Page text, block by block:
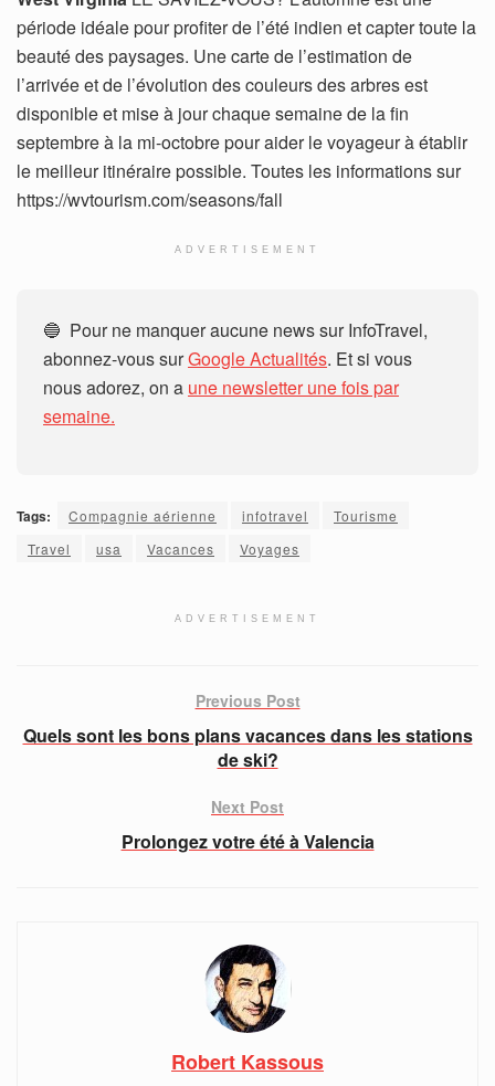
période idéale pour profiter de l’été indien et capter toute la
beauté des paysages. Une carte de l’estimation de
l’arrivée et de l’évolution des couleurs des arbres est
disponible et mise à jour chaque semaine de la fin
septembre à la mi-octobre pour aider le voyageur à établir
le meilleur itinéraire possible. Toutes les informations sur
https://wvtourism.com/seasons/fall
ADVERTISEMENT
🔵 Pour ne manquer aucune news sur InfoTravel,
abonnez-vous surGoogle Actualités. Et si vous
nous adorez, on a une newsletter une fois par
semaine.
Tags: Compagnie aérienne infotravel
Tourisme
Travel
usa Vacances Voyages
ADVERTISEMENT
Previous Post
Quels sont les bons plans vacances dans les stations
de ski?
Next Post
Prolongez votre été à Valencia
Robert Kassous